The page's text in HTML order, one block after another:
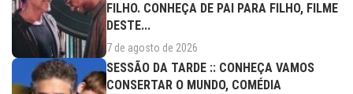
FILHO. CONHEÇA DE PAI PARA FILHO, FILME
DESTE...
7 de agosto de 2026
SESSÃO DA TARDE :: CONHEÇA VAMOS
CONSERTAR O MUNDO, COMÉDIA